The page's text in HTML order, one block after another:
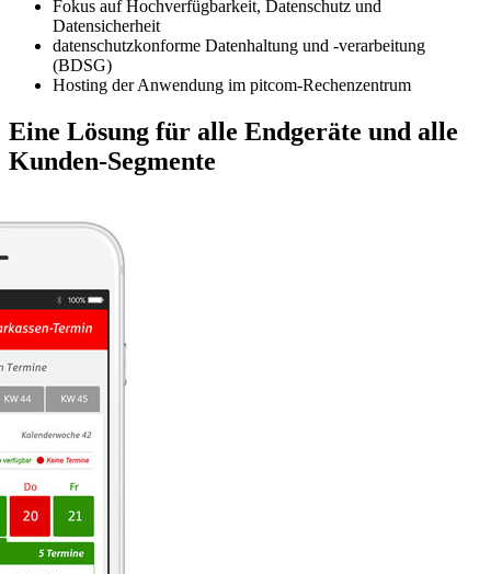
Fokus auf Hochverfügbarkeit, Datenschutz und
Datensicherheit
datenschutzkonforme Datenhaltung und -verarbeitung
(BDSG)
Hosting der Anwendung im pitcom-Rechenzentrum
Eine Lösung für alle Endgeräte und alle
Kunden-Segmente